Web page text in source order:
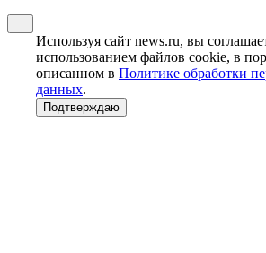
Используя сайт news.ru, вы
использованием файлов cookie, в
описанном в Политике обработки
данных.
Подтверждаю